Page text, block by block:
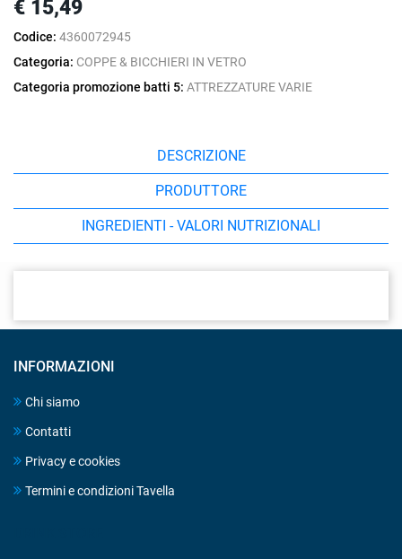
€ 15,49
Codice: 4360072945
Categoria: COPPE & BICCHIERI IN VETRO
Categoria promozione batti 5: ATTREZZATURE VARIE
DESCRIZIONE
PRODUTTORE
INGREDIENTI - VALORI NUTRIZIONALI
INFORMAZIONI
Chi siamo
Contatti
Privacy e cookies
Termini e condizioni Tavella